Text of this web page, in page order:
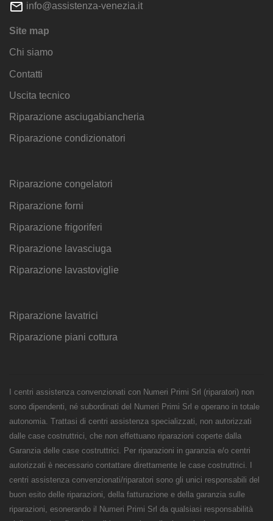
info@assistenza-venezia.it
Site map
Chi siamo
Contatti
Uscita tecnico
Riparazione asciugabiancheria
Riparazione condizionatori
Riparazione congelatori
Riparazione forni
Riparazione frigoriferi
Riparazione lavasciuga
Riparazione lavastoviglie
Riparazione lavatrici
Riparazione piani cottura
I centri assistenza convenzionati con Numeri Primi Srl (riparatori) non
sono dipendenti, né subordinati del Numeri Primi Srl e operano in totale
autonomia. Trattasi di centri assistenza specializzati, non autorizzati
dalle case costruttrici, che non effettuano riparazioni coperte dalla
Garanzia delle case costruttrici. Per riparazioni in garanzia e/o centri
autorizzati è necessario contattare direttamente le case costruttrici. I
centri assistenza convenzionati/riparatori sono gli unici responsabili del
buon esito delle riparazioni, della fatturazione e della garanzia sulle
riparazioni, esonerando il Numeri Primi Srl da qualsiasi responsabilità